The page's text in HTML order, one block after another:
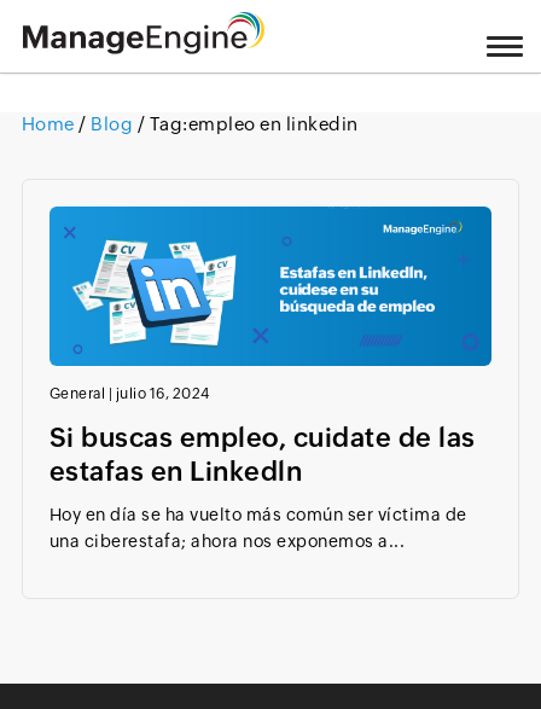
Home / Blog / Tag:empleo en linkedin
General julio 16, 2024
Si buscas empleo, cuidate de las
estafas en Linkedln
Hoy en día se ha vuelto más común ser víctima de
una ciberestafa; ahora nos exponemos a...